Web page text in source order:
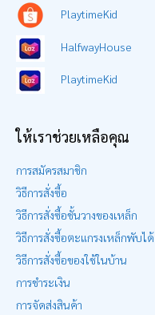
PlaytimeKid
HalfwayHouse
PlaytimeKid
ให้เราช่วยเหลือคุณ
การสมัครสมาชิก
วิธีการสั่งซื้อ
วิธีการสั่งซื้อชั้นวางของเหล็ก
วิธีการสั่งซื้อตะแกรงเหล็กพับได้
วิธีการสั่งซื้อของใช้ในบ้าน
การชำระเงิน
การจัดส่งสินค้า